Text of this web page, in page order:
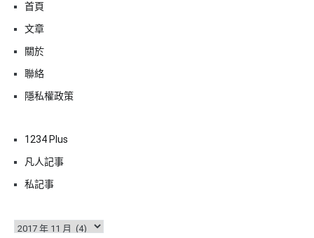
首頁
文章
關於
聯絡
隱私權政策
1234 Plus
凡人記事
私記事
彙